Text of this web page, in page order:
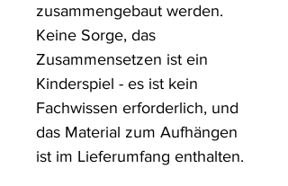
zusammengebaut werden.
Keine Sorge, das
Zusammensetzen ist ein
Kinderspiel - es ist kein
Fachwissen erforderlich, und
das Material zum Aufhängen
ist im Lieferumfang enthalten.